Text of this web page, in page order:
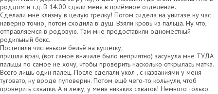
роддом и т.д. В 14.00 сдали меня в приёмное отделение.
Сделали мне клизму в целую грелку! Потом сидела на унитазе ну час
наверно точно¸ потом сходила в душ. Взяли кровь из пальца. Ну что,
отправляемся в родовую. Там мне предоставили одноместный
родильный бокс.
Постелили чистенькое бельё на кушетку,
пришла врач, (вот самое вначале было неприятно) засунула мне ТУДА
пальцы по самое не хочу, чтобы проверить насколько открылась матка.
Всего лишь один палец. После сделали укол , с названиями у меня
туговато, ну вроде пуповерин. Потом ещё чего-то кольнули, чтоб
проверить схватки. А я лежу, у меня никаких схваток! Немного только